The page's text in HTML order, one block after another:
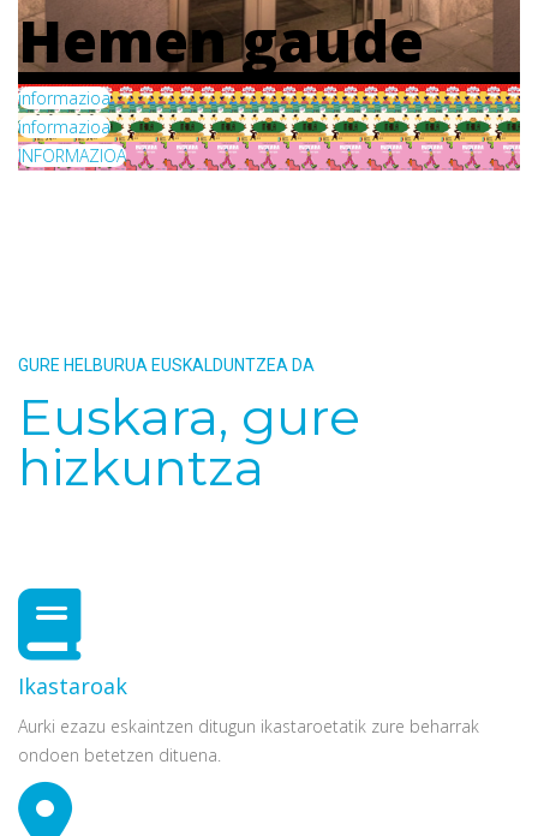
Hemen gaude
informazioa
informazioa
INFORMAZIOA
GURE HELBURUA EUSKALDUNTZEA DA
Euskara, gure
hizkuntza
Ikastaroak
Aurki ezazu eskaintzen ditugun ikastaroetatik zure beharrak
ondoen betetzen dituena.